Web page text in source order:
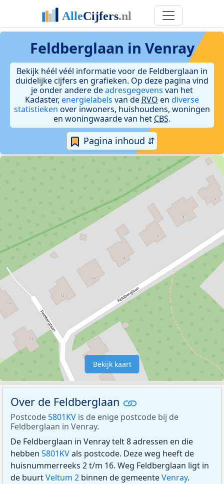
Feldberglaan in Venray
Bekijk héél véél informatie voor de Feldberglaan in
duidelijke cijfers en grafieken. Op deze pagina vind
je onder andere deadresgegevens van het
Kadaster, energielabels van de RVO en diverse
statistieken over inwoners, huishoudens, woningen
en woningwaarde van het CBS.
Pagina inhoud ⇵
Bekijk kaart
Over de Feldberglaan
Postcode 5801KV is de enige postcode bij de
Feldberglaan in Venray.
De Feldberglaan in Venray telt 8 adressen en die
hebben 5801KVals postcode. Deze weg heeft de
huisnummerreeks 2 t/m 16. Weg Feldberglaan ligt in
de buurtVeltum 2 binnen de gemeenteVenray.